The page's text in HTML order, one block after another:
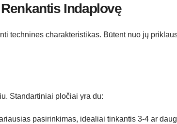
Indaplovę
technines charakteristikas. Būtent nuo jų
Standartiniai pločiai yra du:
pasirinkimas, idealiai tinkantis 3-4 ar